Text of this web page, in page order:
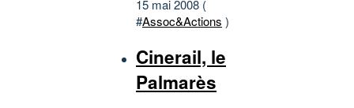
15 mai 2008 (
#Assoc&Actions )
Cinerail, le
Palmarès